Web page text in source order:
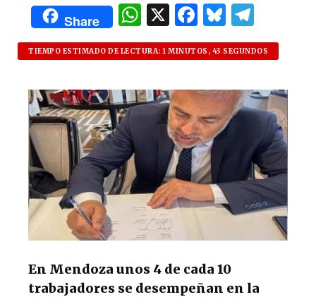
Share
W
h
at
s
A
X F
a
c
e
b
o
o
k
B
lu
es
k
y
el
e
g
ra
m
TIEMPO ESTIMADO DE LECTURA: 1 MINUTOS, 43 SEGUNDOS
En Mendoza unos 4 de cada 10
trabajadores se desempeñan en la